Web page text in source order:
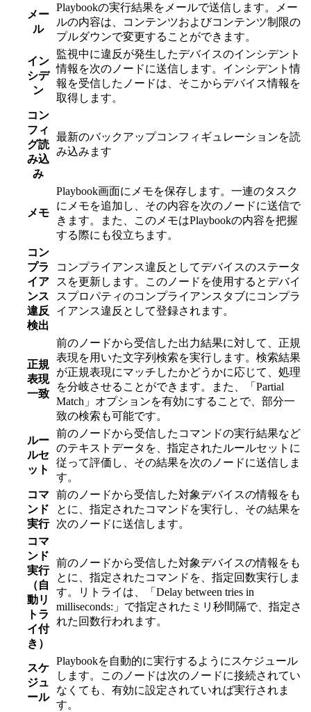
メー
ル
Playbookの実行結果をメールで送信します。メー
ルの内容は、コンテンツおよびコンテンツ制限の
プルダウンで変更することができます。
イン
シデ
ン
監視中に違反が発生したデバイスのインシデント
情報を次のノードに送信します。インシデント情
報を受信したノードは、そこからデバイス情報を
取得します。
コン
フィ
グ読
み込
み
最新のバックアップコンフィギュレーションを読
み込みます
メモ
Playbook画面にメモを保存します。一連のタスク
にメモを追加し、その内容を次のノードに送信で
きます。また、このメモはPlaybookの内容を把握
する際にも役立ちます。
コン
プラ
イア
ンス
違反
検出
コンプライアンス違反としてデバイスのステータ
スを更新します。このノードを使用するとデバイ
スプロパティのコンプライアンスタブにコンプラ
イアンス違反として登録されます。
正規
表現
一致
前のノードから受信した出力結果に対して、正規
表現を用いた文字列検索を実行します。検索結果
が正規表現にマッチしたかどうかに応じて、処理
を分岐させることができます。また、「Partial
Match」オプションを有効にすることで、部分一
致の検索も可能です。
ルー
ルセ
ット
前のノードから受信したコマンドの実行結果など
のテキストデータを、指定されたルールセットに
従って評価し、その結果を次のノードに送信しま
す。
コマ
ンド
実行
前のノードから受信した対象デバイスの情報をも
とに、指定されたコマンドを実行し、その結果を
次のノードに送信します。
コマ
ンド
実行
（自
動リ
トラ
イ付
き）
前のノードから受信した対象デバイスの情報をも
とに、指定されたコマンドを、指定回数実行しま
す。リトライは、「Delay between tries in
milliseconds:」で指定されたミリ秒間隔で、指定さ
れた回数行われます。
スケ
ジュ
ール
Playbookを自動的に実行するようにスケジュール
します。このノードは次のノードに接続されてい
なくても、有効に設定されていれば実行されま
す。